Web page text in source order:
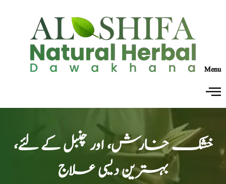
Menu
خشک خارش، اور چنبل کے لئے،
بہترین دیسی علاج